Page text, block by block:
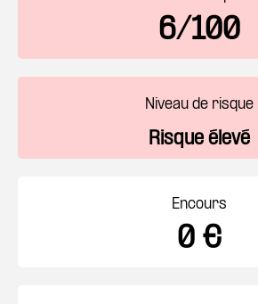
6/100
Niveau de risque
Risque élevé
Encours
0 €